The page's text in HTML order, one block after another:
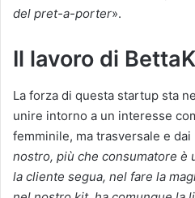
del pret-a-porter».
Il lavoro di
La forza di questa startup sta
unire intorno a un interesse
femminile, ma trasversale e
nostro, più che consumatore è
la cliente segua, nel fare la